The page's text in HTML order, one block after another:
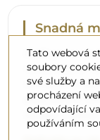
Čištění a
Pro zachování
mikrovlákna a
specializované
pH (kolem 7).
Tato webová
soubory
své služby a
procházení
odpovídající
používáním